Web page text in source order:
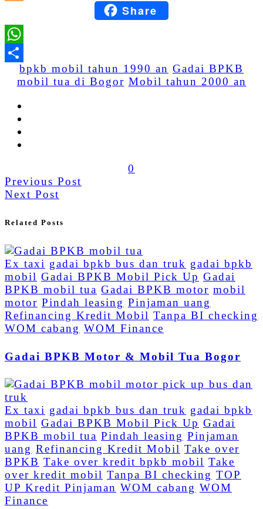
BloggerShare
Share
bpkb mobil tahun 1990 an Gadai BPKB
mobil tua di Bogor Mobil tahun 2000 an
0
Previous Post
Next Post
Related Posts
Ex taxi gadai bpkb bus dan truk gadai bpkb
mobil Gadai BPKB Mobil Pick Up Gadai
BPKB mobil tua Gadai BPKB motor mobil
motor Pindah leasing Pinjaman uang
Refinancing Kredit Mobil Tanpa BI checking
WOM cabang WOM Finance
Gadai BPKB Motor & Mobil Tua Bogor
Ex taxi gadai bpkb bus dan truk gadai bpkb
mobil Gadai BPKB Mobil Pick Up Gadai
BPKB mobil tua Pindah leasing Pinjaman
uang Refinancing Kredit Mobil Take over
BPKB Take over kredit bpkb mobil Take
over kredit mobil Tanpa BI checking TOP
UP Kredit Pinjaman WOM cabang WOM
Finance